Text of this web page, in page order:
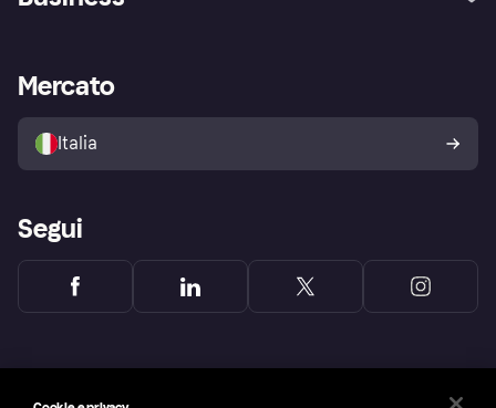
Esplora i negozi
Politica di protezione
dell'acquirente Klarna
Accesso aziende
Mercato
Italia
Segui